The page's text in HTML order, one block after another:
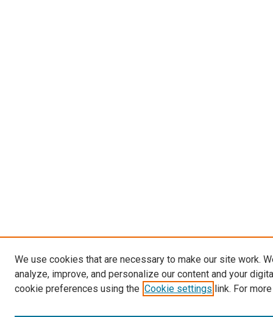
We use cookies that are necessary to make our site work.
analyze, improve, and personalize our content and your
cookie preferences using the Cookie settings link. For